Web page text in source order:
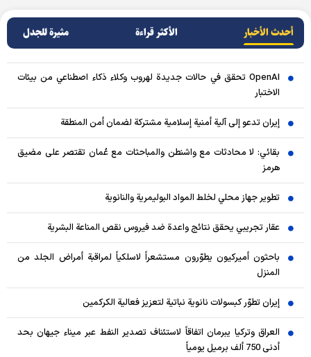
أحدث الأخبار الأکثر قراءة مثيرة للجدل
OpenAI تحقق في حالات جديدة لهروب وكلاء ذكاء اصطناعي من بيئات
الاختبار
إيران تدعو إلى آلية أمنية إسلامية مشتركة لضمان أمن المنطقة
بقائي: لا محادثات مع واشنطن والمباحثات مع عُمان تقتصر على مضيق
هرمز
تطوير جهاز محلي لخلط المواد البوليمرية والنانوية
عقار تجريبي يحقق نتائج واعدة ضد فيروس نقص المناعة البشرية
باحثون أميركيون يطوّرون مستشعراً لاسلكياً لمراقبة أمراض الجلد من
المنزل
إيران تطوّر كبسولات نانوية نباتية لتعزيز فعالية الكركمين
العراق وتركيا يبرمان اتفاقاً لاستئناف تصدير النفط عبر ميناء جيهان بحد
أدنى 750 ألف برميل يومياً